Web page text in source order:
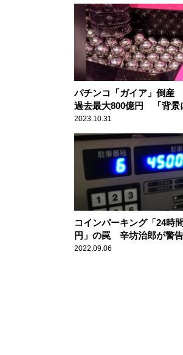
パチンコ「ガイア」倒産
過去最大800億円 「背景
なる規制強化」辛坊治郎が
2023.10.31
コインパーキング「24時
円」の罠 辛坊治郎が警告
2022.09.06